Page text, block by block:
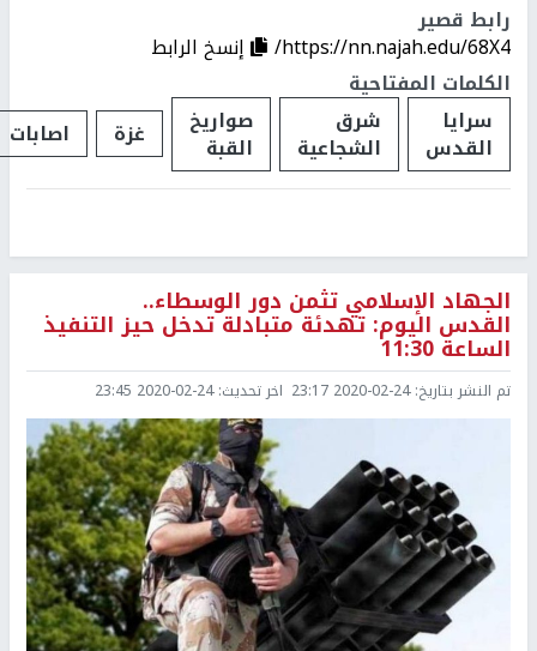
رابط قصير
https://nn.najah.edu/68X4/
إنسخ الرابط
الكلمات المفتاحية
سرايا
القدس
شرق
الشجاعية
صواريخ
القبة غزة اصابات
الجهاد الإسلامي تثمن دور الوسطاء..
القدس اليوم: تهدئة متبادلة تدخل حيز التنفيذ
الساعة 11:30
تم النشر بتاريخ:2020-02-24 23:17 اخر تحديث:2020-02-24 23:45